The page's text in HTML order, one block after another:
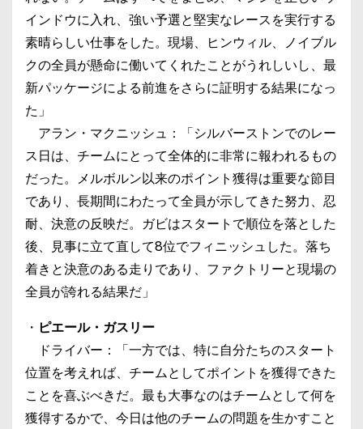
インドウに入れ、強い予選と堅実なレースを実行する
素晴らしい仕事をした。現場、ヒンウィル、ノイブル
クの全員が懸命に働いてくれたことがうれしいし、最
新パッケージによる前進をさらに証明する結果になっ
た」
アラン・マクニッシュ：「シルバーストンでのレー
ス日は、チームにとって全体的に非常に報われるもの
だった。メルボルン以来のポイント獲得は重要な節目
であり、長期間にわたって全員が示してきた努力、忍
耐、決意の反映だ。ガビはスタートで順位を落とした
後、見事に立て直して8位でフィニッシュした。落ち
着きと決意のある走りであり、ファクトリーと現場の
全員が誇れる結果だ」
・ ピエール・ガスリー
ドライバー：「一方では、特に自分たちのスタート
位置を考えれば、チームとしてポイントを獲得できた
ことを喜ぶべきだ。最も大事なのはチームとして何を
獲得するかで、今日は他のチームの問題を生かすこと